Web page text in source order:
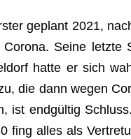
geplant 2021,
Seine letzte
hatte er sich
die dann wegen
ist end­gül­tig
fing alles als